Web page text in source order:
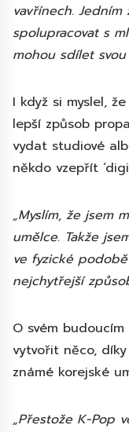
vavřínech.
spolupracovat s
mohou sdílet svou
I když si myslel,
lepší způsob
vydat studiové
někdo vzepřít
„Myslím, že jsem
umělce. Takže
ve fyzické
nejchytřejší
O svém
vytvořit něco,
známé korejské
„Přestože K-Pop